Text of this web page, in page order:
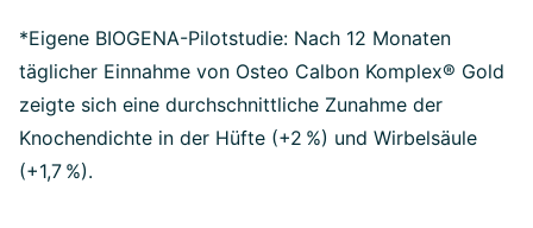
*Eigene BIOGENA-Pilotstudie: Nach 12 Monaten
täglicher Einnahme von Osteo Calbon Komplex® Gold
zeigte sich eine durchschnittliche Zunahme der
Knochendichte in der Hüfte (+2 %) und Wirbelsäule
(+1,7 %).